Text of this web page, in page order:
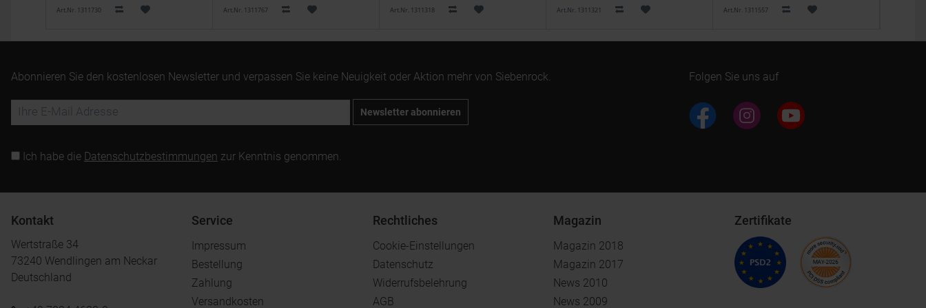
Art.Nr. 1311730 Art.Nr. 1311767 Art.Nr. 1311318 Art.Nr. 1311321 Art.Nr. 1311557
Abonnieren Sie den kostenlosen Newsletter und verpassen Sie keine Neuigkeit oder Aktion mehr von Siebenrock.
Newsletter abonnieren
Ich habe die Datenschutzbestimmungen zur Kenntnis genommen.
Folgen Sie uns auf
Kontakt
Wertstraße 34
73240 Wendlingen am Neckar
Deutschland
Service
Impressum
Bestellung
Zahlung
Versandkosten
Rechtliches
Cookie-Einstellungen
Datenschutz
Widerrufsbelehrung
AGB
Magazin
Magazin 2018
Magazin 2017
News 2010
News 2009
Zertifikate